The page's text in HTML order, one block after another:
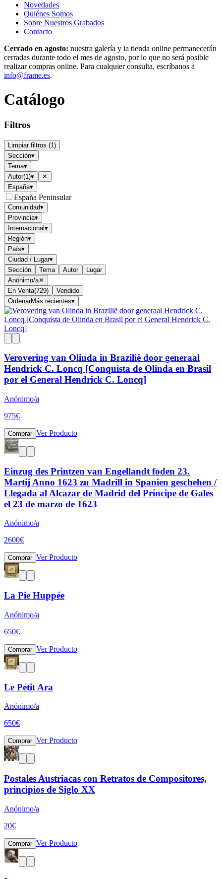
Novedades
Quiénes Somos
Sobre Nuestros Grabados
Contacto
Cerrado en agosto: nuestra galería y la tienda online permanecerán
cerradas durante todo el mes de agosto, por lo que no será posible
realizar compras online. Para cualquier consulta, escríbanos a
info@frame.es.
Catálogo
Filtros
Limpiar filtros (1)
Sección▾
Tema▾
Autor(1)▾
✕
España▾
España Peninsular
Comunidad▾
Provincia▾
Internacional▾
Región▾
País▾
Ciudad / Lugar▾
Sección
Tema Autor
Lugar
Anónimo/a✕
En Venta(729)
Vendido
OrdenarMás recientes▾
Verovering van Olinda in Brazilië door generaal
Hendrick C. Loncq [Conquista de Olinda en Brasil
por el General Hendrick C. Loncq]
Anónimo/a
975€
Comprar Ver Producto
Einzug des Printzen van Engellandt foden 23.
Martij Anno 1623 zu Madrill in Spanien geschehen /
Llegada al Alcazar de Madrid del Príncipe de Gales
el 23 de marzo de 1623
Anónimo/a
2600€
Comprar Ver Producto
La Pie Huppée
Anónimo/a
650€
Comprar Ver Producto
Le Petit Ara
Anónimo/a
650€
Comprar Ver Producto
Postales Austriacas con Retratos de Compositores,
principios de Siglo XX
Anónimo/a
20€
Comprar Ver Producto